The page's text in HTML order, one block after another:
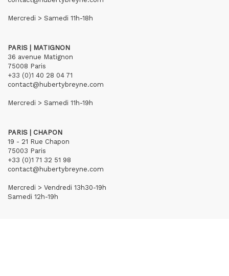
Mercredi > Samedi 11h-18h
PARIS | MATIGNON
36 avenue Matignon
75008 Paris
+33 (0)1 40 28 04 71
contact@hubertybreyne.com
Mercredi > Samedi 11h-19h
PARIS | CHAPON
19 - 21 Rue Chapon
75003 Paris
+33 (0)1 71 32 51 98
contact@hubertybreyne.com
Mercredi > Vendredi 13h30-19h
Samedi 12h-19h